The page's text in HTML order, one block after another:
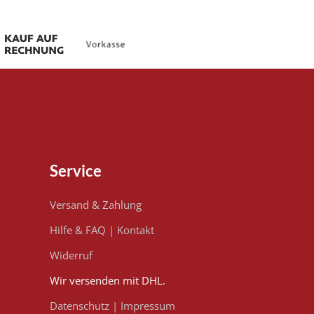
Service
Versand & Zahlung
Hilfe & FAQ | Kontakt
Widerruf
Wir versenden mit DHL.
Datenschutz | Impressum